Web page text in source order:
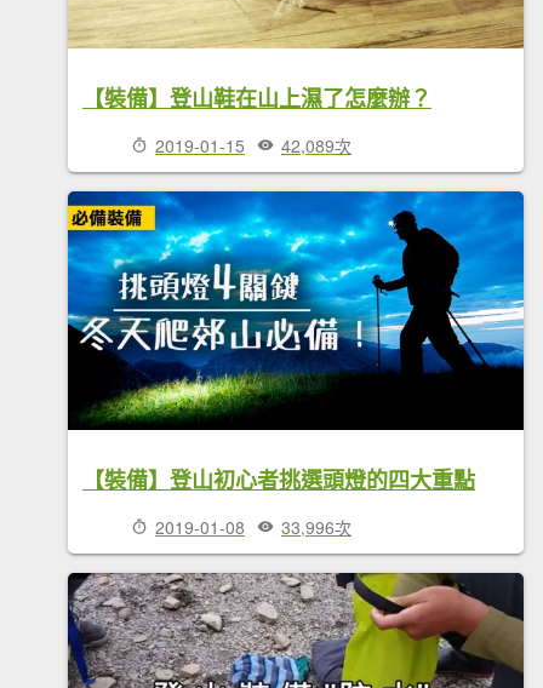
【裝備】登山鞋在山上濕了怎麼辦？
2019-01-15 42,089次
【裝備】登山初心者挑選頭燈的四大重點
2019-01-08 33,996次